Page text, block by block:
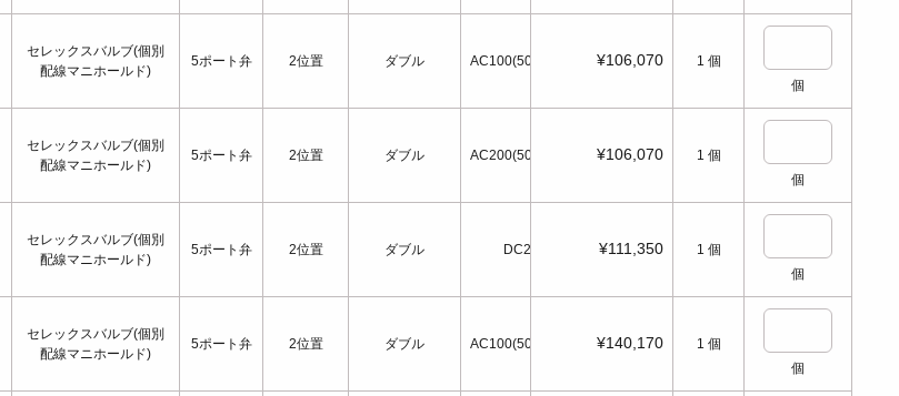
セレックスバルブ(個別
配線マニホールド)
5ポート弁 2位置 ダブル AC100(50/60Hz)
セレックスバルブ(個別
配線マニホールド)
5ポート弁 2位置 ダブル AC200(50/60Hz)
セレックスバルブ(個別
配線マニホールド)
5ポート弁 2位置 ダブル DC24
セレックスバルブ(個別
配線マニホールド)
5ポート弁 2位置 ダブル AC100(50/60Hz)
¥106,070 1 個
個
¥106,070 1 個
個
¥111,350 1 個
個
¥140,170 1 個
個